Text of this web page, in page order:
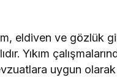
eldiven ve gözlük
Yıkım
uygun